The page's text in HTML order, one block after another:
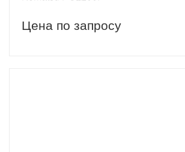
Цена по запросу